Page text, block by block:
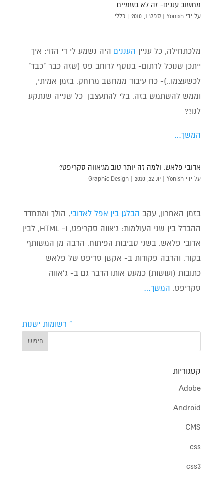
מחשוב עננים- זה לא בשמיים
על ידי Yonish
| ספט 1, 2010 | כללי
מלכתחילה, כל עניין העננים היה נשמע לי די הזוי: איך
ייתכן שנוכל לרתום- בנוסף לרוחב פס (שזה כבר "כבד"
לכשעצמו..)- כח עיבוד ממחשב מרוחק, בזמן אמיתי,
וממש להשתמש בזה, בלי להתעצבן כל שנייה שנתקע
לנו??
המשך…
אדובי פלאש. ולמה זה יותר טוב מג'אווה סקריפט?
על ידי Yonish
| יונ 22, 2010 |
Graphic Design
בזמן האחרון, עקב הבלגן בין אפל לאדובי, הולך ומתחדד
ההבדל בין שני העולמות: ג'אווה סקריפט, ו- HTML, לבין
אדובי פלאש. בשני סביבות הפיתוח, הרבה מן המשותף
בקוד, והרבה פקודות ב- אקשן סריפט של פלאש
כתובות (ועושות) כמעט אותו הדבר גם ב- ג'אווה
סקריפט. המשך…
« רשומות ישנות
קטגוריות
Adobe
Android
CMS
css
css3